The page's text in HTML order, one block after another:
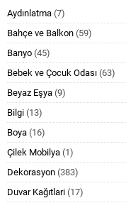
Aydınlatma (7)
Bahçe ve Balkon (59)
Banyo (45)
Bebek ve Çocuk Odası (63)
Beyaz Eşya (9)
Bilgi (13)
Boya (16)
Çilek Mobilya (1)
Dekorasyon (383)
Duvar Kağıtlari (17)